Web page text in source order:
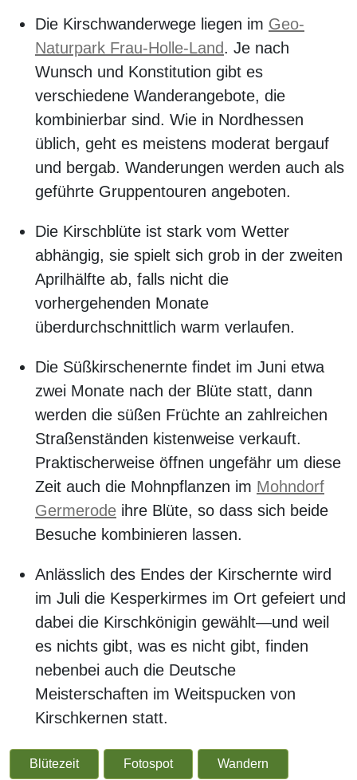
Die Kirschwanderwege liegen im Geo-
Naturpark Frau-Holle-Land. Je nach
Wunsch und Konstitution gibt es
verschiedene Wanderangebote, die
kombinierbar sind. Wie in Nordhessen
üblich, geht es meistens moderat bergauf
und bergab. Wanderungen werden auch als
geführte Gruppentouren angeboten.
Die Kirschblüte ist stark vom Wetter
abhängig, sie spielt sich grob in der zweiten
Aprilhälfte ab, falls nicht die
vorhergehenden Monate
überdurchschnittlich warm verlaufen.
Die Süßkirschenernte findet im Juni etwa
zwei Monate nach der Blüte statt, dann
werden die süßen Früchte an zahlreichen
Straßenständen kistenweise verkauft.
Praktischerweise öffnen ungefähr um diese
Zeit auch die Mohnpflanzen im Mohndorf
Germerode ihre Blüte, so dass sich beide
Besuche kombinieren lassen.
Anlässlich des Endes der Kirschernte wird
im Juli die Kesperkirmes im Ort gefeiert und
dabei die Kirschkönigin gewählt—und weil
es nichts gibt, was es nicht gibt, finden
nebenbei auch die Deutsche
Meisterschaften im Weitspucken von
Kirschkernen statt.
Blütezeit Fotospot Wandern